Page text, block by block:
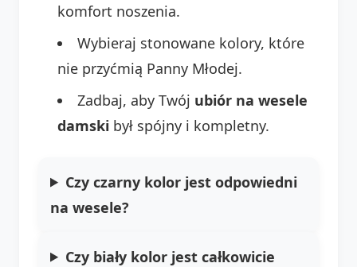
komfort noszenia.
Wybieraj stonowane kolory, które
nie przyćmią Panny Młodej.
Zadbaj, aby Twój ubiór na wesele
damski był spójny i kompletny.
Czy czarny kolor jest odpowiedni
na wesele?
Czy biały kolor jest całkowicie